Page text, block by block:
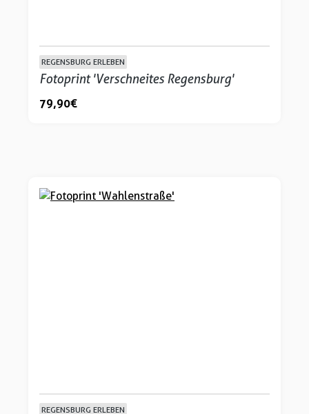
REGENSBURG ERLEBEN
Fotoprint 'Verschneites Regensburg'
79,90 €
REGENSBURG ERLEBEN